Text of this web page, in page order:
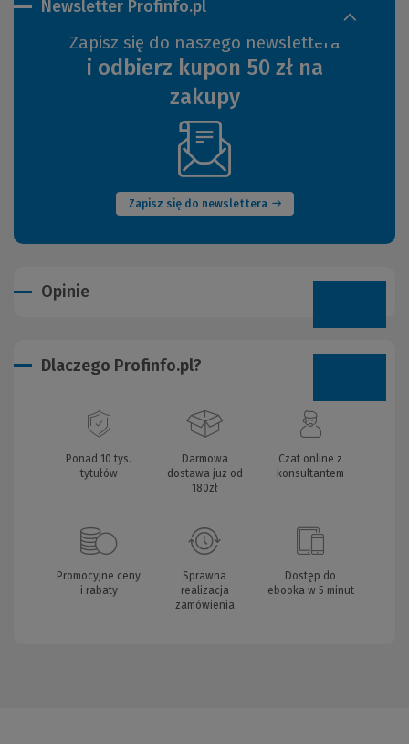
Newsletter Profinfo.pl
Zapisz się do naszego newslettera
i odbierz kupon 50 zł na
zakupy
Zapisz się do newslettera
(Nowe
okno)
Opinie
Dlaczego Profinfo.pl?
Ponad 10 tys.
tytułów
Darmowa
dostawa już od
180zł
Czat online z
konsultantem
Promocyjne ceny
i rabaty
Sprawna
realizacja
zamówienia
Dostęp do
ebooka w 5 minut